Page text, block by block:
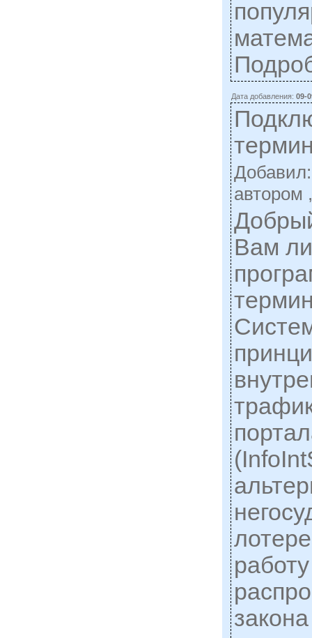
Дата добавления: 09-
автором
Вам